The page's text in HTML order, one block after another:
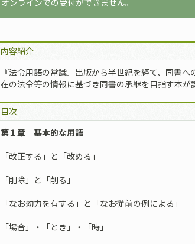
オンラインでの受付ができません。
内容紹介
『法令用語の常識』出版から半世紀を経て、同書へ
在の法令等の情報に基づき同書の承継を目指す本が
目次
第１章 基本的な用語
「改正する」と「改める」
「削除」と「削る」
「なお効力を有する」と「なお従前の例による」
「場合」・「とき」・「時」